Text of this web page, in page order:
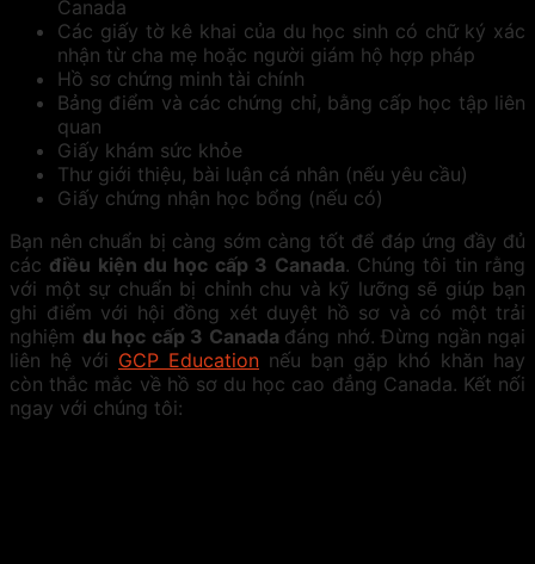
Canada
Các giấy tờ kê khai của du học sinh có chữ ký xác
nhận từ cha mẹ hoặc người giám hộ hợp pháp
Hồ sơ chứng minh tài chính
Bảng điểm và các chứng chỉ, bằng cấp học tập liên
quan
Giấy khám sức khỏe
Thư giới thiệu, bài luận cá nhân (nếu yêu cầu)
Giấy chứng nhận học bổng (nếu có)
Bạn nên chuẩn bị càng sớm càng tốt để đáp ứng đầy đủ
các điều kiện du học cấp 3 Canada. Chúng tôi tin rằng
với một sự chuẩn bị chỉnh chu và kỹ lưỡng sẽ giúp bạn
ghi điểm với hội đồng xét duyệt hồ sơ và có một trải
nghiệm du học cấp 3 Canada đáng nhớ. Đừng ngần ngại
liên hệ với GCP Education nếu bạn gặp khó khăn hay
còn thắc mắc về hồ sơ du học cao đẳng Canada. Kết nối
ngay với chúng tôi: